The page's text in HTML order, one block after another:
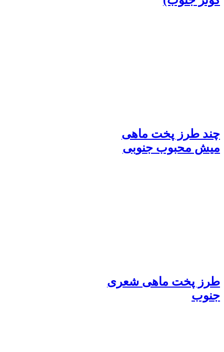
چند طرز پخت ماهی
میش محبوب جنوبی
طرز پخت ماهی شعری
جنوب